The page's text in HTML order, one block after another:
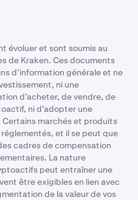
évoluer et sont soumis au
de Kraken. Ces documents
d’information générale et ne
ni une
d’acheter, de vendre, de
ni d’adopter une
marchés et produits
et il se peut que
cadres de compensation
La nature
peut entraîner une
être exigibles en lien avec
de la valeur de vos